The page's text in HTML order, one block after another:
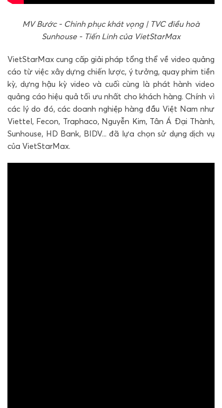
MV Bước - Chinh phục khát vọng | TVC điều hoà
Sunhouse - Tiến Linh của VietStarMax
VietStarMax cung cấp giải pháp tổng thể về video quảng
cáo từ việc xây dựng chiến lược, ý tưởng, quay phim tiền
kỳ, dựng hậu kỳ video và cuối cùng là phát hành video
quảng cáo hiệu quả tối ưu nhất cho khách hàng. Chính vì
các lý do đó, các doanh nghiệp hàng đầu Việt Nam như
Viettel, Fecon, Traphaco, Nguyễn Kim, Tân Á Đại Thành,
Sunhouse, HD Bank, BIDV... đã lựa chọn sử dụng dịch vụ
của VietStarMax.